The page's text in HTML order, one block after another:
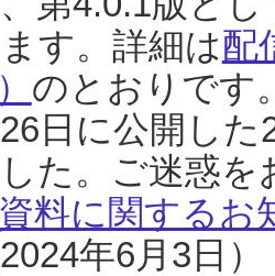
す。詳細は配
のとおりです
日に公開し
た。ご迷惑
料に関するお
年6月3日）